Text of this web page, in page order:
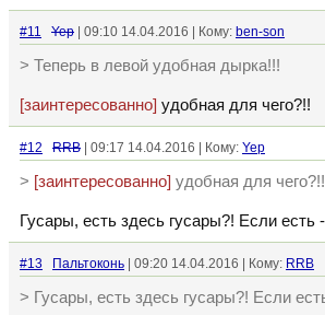
#11 Yep | 09:10 14.04.2016 | Кому: ben-son
> Теперь в левой удобная дырка!!!
[заинтересованно] удобная для чего?!!
#12 RRB | 09:17 14.04.2016 | Кому: Yep
> [заинтересованно] удобная для чего?!!
Гусары, есть здесь гусары?! Если есть
#13 Пальтоконь | 09:20 14.04.2016 | Кому: RRB
> Гусары, есть здесь гусары?! Если